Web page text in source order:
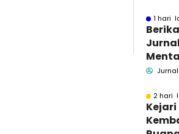
1 hari
Bakar
2 hari